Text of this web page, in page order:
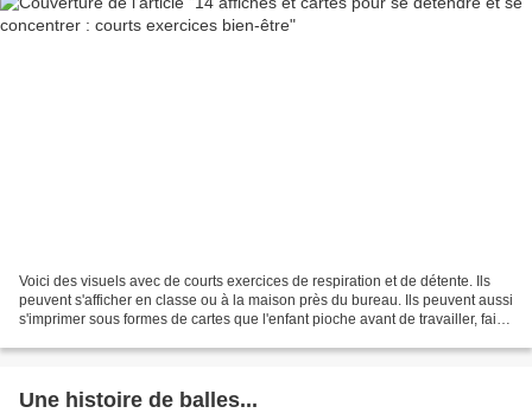
Voici des visuels avec de courts exercices de respiration et de détente. Ils
peuvent s'afficher en classe ou à la maison près du bureau. Ils peuvent aussi
s'imprimer sous formes de cartes que l'enfant pioche avant de travailler, faire
Une histoire de balles...